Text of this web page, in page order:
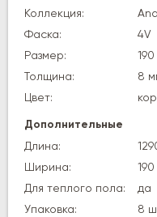
Коллекция:
Фаска:
4V
Размер:
Толщина:
8
Цвет:
Дополнительные
Длина:
Ширина:
Для теплого пола:
да
Упаковка:
8